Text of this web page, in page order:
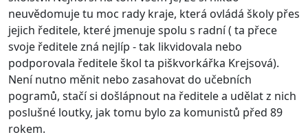
neuvědomuje tu moc rady kraje, která ovládá školy přes
jejich ředitele, které jmenuje spolu s radní ( ta přece
svoje ředitele zná nejlíp - tak likvidovala nebo
podporovala ředitele škol ta piškvorkářka Krejsová).
Není nutno měnit nebo zasahovat do učebních
pogramů, stačí si došlápnout na ředitele a udělat z nich
poslušné loutky, jak tomu bylo za komunistů před 89
rokem.